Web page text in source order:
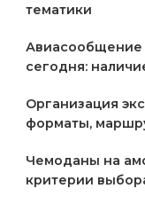
тематики
сегодня:
Организация
форматы,
Чемоданы на
критерии